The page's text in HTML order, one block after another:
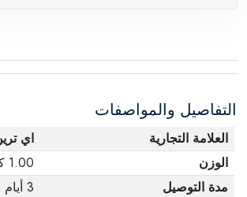
التفاصيل والمواصفات
العلامة التجارية
اي
الوزن
1.00 كجم
مدة التوصيل
3 أيام